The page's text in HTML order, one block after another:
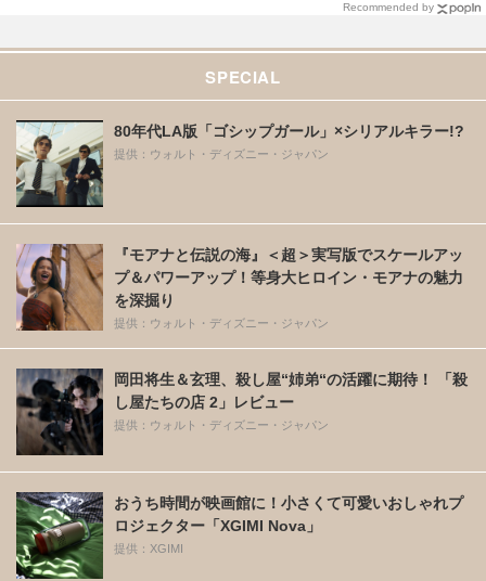
Recommended by
SPECIAL
80年代LA版「ゴシップガール」×シリアルキラー!?
提供：ウォルト・ディズニー・ジャパン
『モアナと伝説の海』＜超＞実写版でスケールアッ
プ＆パワーアップ！等身大ヒロイン・モアナの魅力
を深掘り
提供：ウォルト・ディズニー・ジャパン
岡田将生＆玄理、殺し屋“姉弟“の活躍に期待！ 「殺
し屋たちの店 2」レビュー
提供：ウォルト・ディズニー・ジャパン
おうち時間が映画館に！小さくて可愛いおしゃれプ
ロジェクター「XGIMI Nova」
提供：XGIMI